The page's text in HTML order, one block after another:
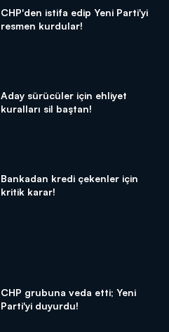
CHP'den istifa edip Yeni Parti'yi
resmen kurdular!
Aday sürücüler için ehliyet
kuralları sil baştan!
Bankadan kredi çekenler için
kritik karar!
CHP grubuna veda etti; Yeni
Parti'yi duyurdu!